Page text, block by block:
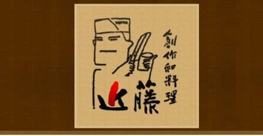
鎌倉の創作和食「近藤」のブロ
鎌倉の創作和食「近藤」のブログ